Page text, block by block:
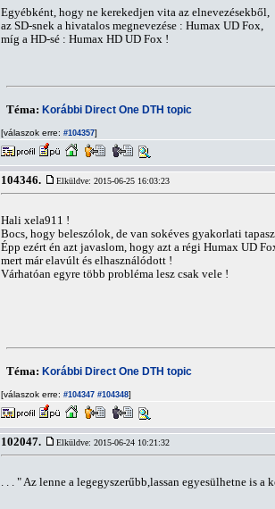
Egyébként, hogy ne kerekedjen vita az elnevezésekből,
az SD-snek a hivatalos megnevezése : Humax UD Fox,
míg a HD-sé : Humax HD UD Fox !
Téma: Korábbi Direct One DTH topic
[válaszok erre: #104357]
104346. Elküldve: 2015-06-25 16:03:23
Hali xela911 !
Bocs, hogy beleszólok, de van sokéves gyakorlati
Épp ezért én azt javaslom, hogy azt a régi Humax UD
mert már elavúlt és elhasználódott !
Várhatóan egyre több probléma lesz csak vele !
Téma: Korábbi Direct One DTH topic
[válaszok erre: #104347 #104348]
102047. Elküldve: 2015-06-24 10:21:32
. . . " Az lenne a legegyszerűbb,lassan egyesülhetne is a